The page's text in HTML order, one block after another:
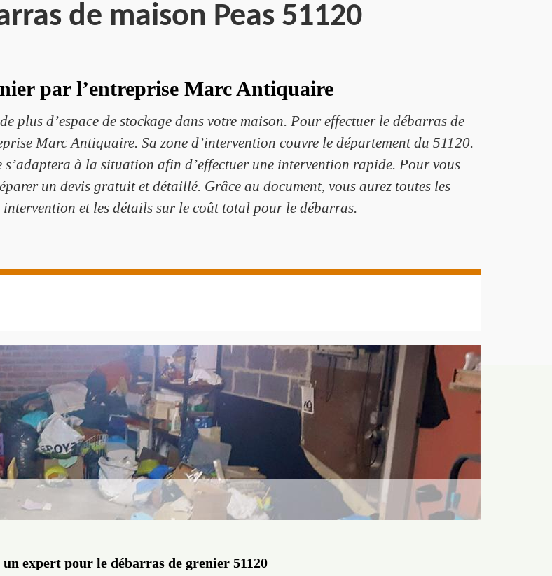
de maison Peas 51120
par l’entreprise Marc Antiquaire
plus d’espace de stockage dans votre maison. Pour effectuer le débarras de
Marc Antiquaire. Sa zone d’intervention couvre le département du 51120.
à la situation afin d’effectuer une intervention rapide. Pour vous
un devis gratuit et détaillé. Grâce au document, vous aurez toutes les
et les détails sur le coût total pour le débarras.
expert pour le débarras de grenier 51120